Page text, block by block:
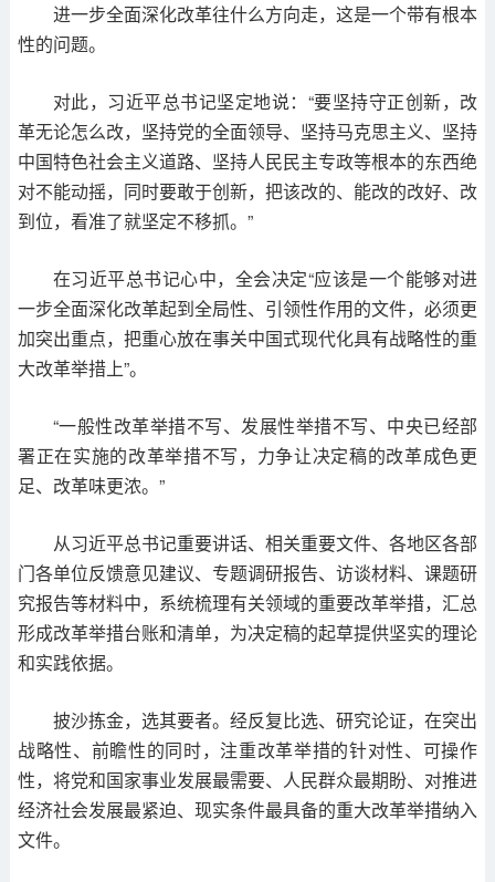
进一步全面深化改革往什么方向走，这是一个带有根本
性的问题。
对此，习近平总书记坚定地说：“要坚持守正创新，改
革无论怎么改，坚持党的全面领导、坚持马克思主义、坚持
中国特色社会主义道路、坚持人民民主专政等根本的东西绝
对不能动摇，同时要敢于创新，把该改的、能改的改好、改
到位，看准了就坚定不移抓。”
在习近平总书记心中，全会决定“应该是一个能够对进
一步全面深化改革起到全局性、引领性作用的文件，必须更
加突出重点，把重心放在事关中国式现代化具有战略性的重
大改革举措上”。
“一般性改革举措不写、发展性举措不写、中央已经部
署正在实施的改革举措不写，力争让决定稿的改革成色更
足、改革味更浓。”
从习近平总书记重要讲话、相关重要文件、各地区各部
门各单位反馈意见建议、专题调研报告、访谈材料、课题研
究报告等材料中，系统梳理有关领域的重要改革举措，汇总
形成改革举措台账和清单，为决定稿的起草提供坚实的理论
和实践依据。
披沙拣金，选其要者。经反复比选、研究论证，在突出
战略性、前瞻性的同时，注重改革举措的针对性、可操作
性，将党和国家事业发展最需要、人民群众最期盼、对推进
经济社会发展最紧迫、现实条件最具备的重大改革举措纳入
文件。